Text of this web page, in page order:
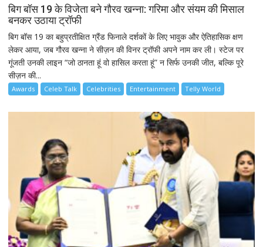
बिग बॉस 19 के विजेता बने गौरव खन्ना: गरिमा और संयम की मिसाल
बनकर उठाया ट्रॉफी
बिग बॉस 19 का बहुप्रतीक्षित ग्रैंड फिनाले दर्शकों के लिए भावुक और ऐतिहासिक क्षण
लेकर आया, जब गौरव खन्ना ने सीज़न की विनर ट्रॉफी अपने नाम कर ली। स्टेज पर
गूंजती उनकी लाइन “जो ठानता हूं वो हासिल करता हूं” न सिर्फ उनकी जीत, बल्कि पूरे
सीज़न की...
Awards Celeb Talk Celebrities Entertainment Telly World